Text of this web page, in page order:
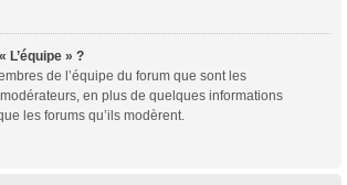
L’équipe » ?
de l’équipe du forum que sont les
en plus de quelques informations
les forums qu’ils modèrent.